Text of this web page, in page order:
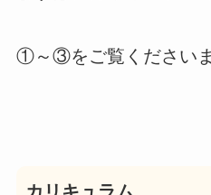
①～③をご覧くださいま